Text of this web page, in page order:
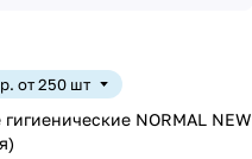
от 250 шт
NORMAL NEW